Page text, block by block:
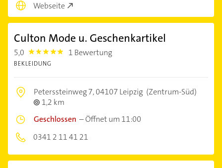
Webseite
Culton Mode u. Geschenkartikel
5,0 5.0 1 Bewertung
BEKLEIDUNG
Peterssteinweg 7,04107 Leipzig (Zentrum-Süd)
1,2 km
Geschlossen –Öffnet um 11:00
0341 2 11 41 21